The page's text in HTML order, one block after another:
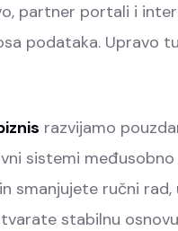
partner portali i
podataka. Upravo
razvijamo
sistemi
smanjujete ručni
stabilnu